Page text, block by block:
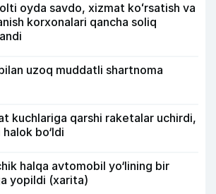
oyda savdo, xizmat koʻrsatish va
korxonalari qancha soliq
uzoq muddatli shartnoma
kuchlariga qarshi raketalar uchirdi,
bo‘ldi
halqa avtomobil yo‘lining bir
yopildi (xarita)